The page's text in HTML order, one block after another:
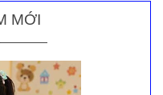
MỚI